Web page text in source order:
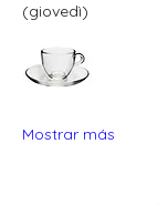
(giovedì)
Mostrar más